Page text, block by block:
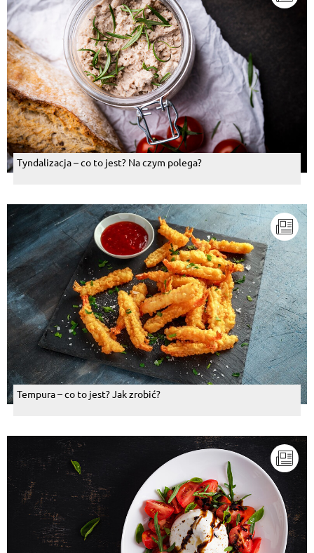
Tyndalizacja – co to jest? Na czym polega?
Tempura – co to jest? Jak zrobić?